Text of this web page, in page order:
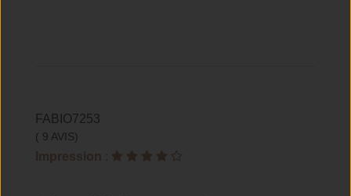
FABIO7253
( 9 AVIS)
Impression :